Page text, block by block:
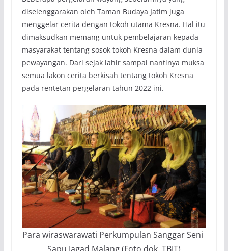
diselenggarakan oleh Taman Budaya Jatim juga
menggelar cerita dengan tokoh utama Kresna. Hal itu
dimaksudkan memang untuk pembelajaran kepada
masyarakat tentang sosok tokoh Kresna dalam dunia
pewayangan. Dari sejak lahir sampai nantinya muksa
semua lakon cerita berkisah tentang tokoh Kresna
pada rentetan pergelaran tahun 2022 ini.
Para wiraswarawati Perkumpulan Sanggar Seni